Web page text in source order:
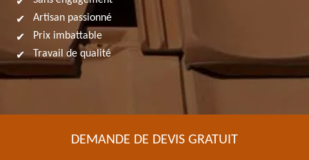
Artisan passionné
Prix imbattable
Travail de qualité
DEMANDE DE DEVIS GRATUIT